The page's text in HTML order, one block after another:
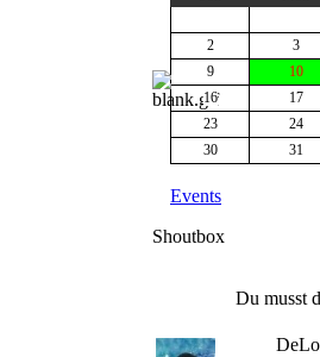
2
3
9
10
16
17
23
24
30
31
Events
Shoutbox
Du musst